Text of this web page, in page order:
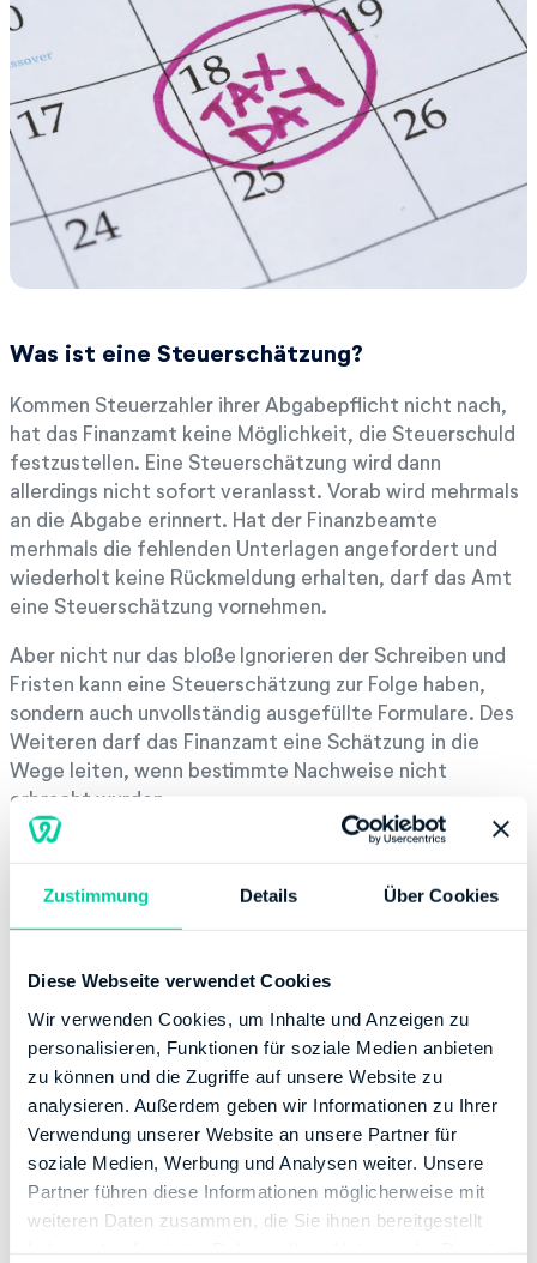
Zustimmung Details Über Cookies
Diese Webseite verwendet Cookies
Wir verwenden Cookies, um Inhalte und Anzeigen zu
personalisieren, Funktionen für soziale Medien anbieten
zu können und die Zugriffe auf unsere Website zu
analysieren. Außerdem geben wir Informationen zu Ihrer
Verwendung unserer Website an unsere Partner für
soziale Medien, Werbung und Analysen weiter. Unsere
Partner führen diese Informationen möglicherweise mit
weiteren Daten zusammen, die Sie ihnen bereitgestellt
Was ist eine Steuerschätzung?
Kommen Steuerzahler ihrer Abgabepflicht nicht nach,
hat das Finanzamt keine Möglichkeit, die Steuerschuld
festzustellen. Eine Steuerschätzung wird dann
allerdings nicht sofort veranlasst. Vorab wird mehrmals
an die Abgabe erinnert. Hat der Finanzbeamte
merhmals die fehlenden Unterlagen angefordert und
wiederholt keine Rückmeldung erhalten, darf das Amt
eine Steuerschätzung vornehmen.
Aber nicht nur das bloße Ignorieren der Schreiben und
Fristen kann eine Steuerschätzung zur Folge haben,
sondern auch unvollständig ausgefüllte Formulare. Des
Weiteren darf das Finanzamt eine Schätzung in die
Wege leiten, wenn bestimmte Nachweise nicht
erbracht wurden.
Generell ist eine Steuerschätzung also erst dann
und nicht kooperiert.